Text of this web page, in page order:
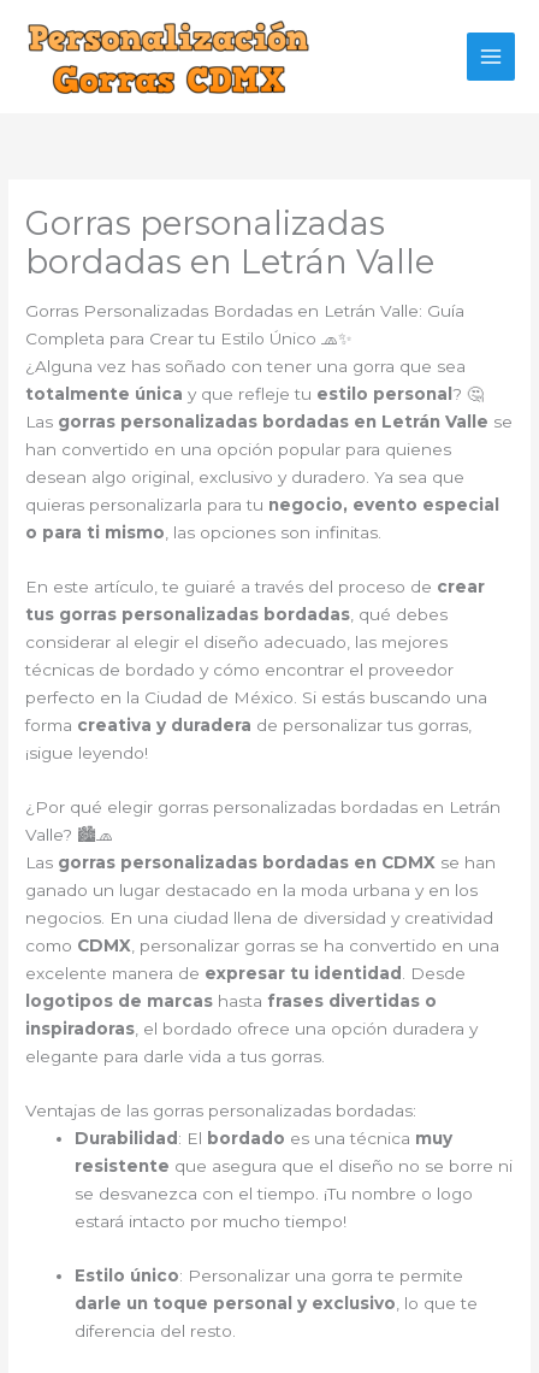
contenido
Gorras personalizadas
bordadas en Letrán Valle
Gorras Personalizadas Bordadas en Letrán Valle: Guía
Completa para Crear tu Estilo Único 🧢✨
¿Alguna vez has soñado con tener una gorra que sea
totalmente única y que refleje tu estilo personal? 🤔
Las gorras personalizadas bordadas en Letrán Valle se
han convertido en una opción popular para quienes
desean algo original, exclusivo y duradero. Ya sea que
quieras personalizarla para tu negocio, evento especial
o para ti mismo, las opciones son infinitas.
En este artículo, te guiaré a través del proceso de crear
tus gorras personalizadas bordadas , qué debes
considerar al elegir el diseño adecuado, las mejores
técnicas de bordado y cómo encontrar el proveedor
perfecto en la Ciudad de México. Si estás buscando una
forma creativa y duradera de personalizar tus gorras,
¡sigue leyendo!
¿Por qué elegir gorras personalizadas bordadas en Letrán
Valle? 🏙️🧢
Las gorras personalizadas bordadas en CDMX se han
ganado un lugar destacado en la moda urbana y en los
negocios. En una ciudad llena de diversidad y creatividad
como CDMX , personalizar gorras se ha convertido en una
excelente manera de expresar tu identidad
. Desde
logotipos de marcas hasta frases divertidas o
inspiradoras , el bordado ofrece una opción duradera y
elegante para darle vida a tus gorras.
Ventajas de las gorras personalizadas bordadas:
Durabilidad : El bordado es una técnica muy
resistente que asegura que el diseño no se borre ni
se desvanezca con el tiempo. ¡Tu nombre o logo
estará intacto por mucho tiempo!
Estilo único: Personalizar una gorra te permite
darle un toque personal y exclusivo , lo que te
diferencia del resto.